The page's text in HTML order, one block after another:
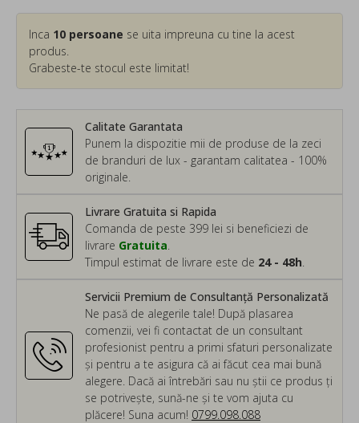
Calitate Garantata
Punem la dispozitie mii de produse de la zeci
de branduri de lux - garantam calitatea - 100%
originale.
Inca 10 persoane se uita impreuna cu tine la acest
produs.
Grabeste-te stocul este limitat!
Servicii Premium de Consultanță Personalizată
Ne pasă de alegerile tale! După plasarea
comenzii, vei fi contactat de un consultant
profesionist pentru a primi sfaturi personalizate
și pentru a te asigura că ai făcut cea mai bună
alegere. Dacă ai întrebări sau nu știi ce produs ți
se potrivește, sună-ne și te vom ajuta cu
plăcere! Suna acum! 0799.098.088
Livrare Gratuita si Rapida
Comanda de peste 399 lei si beneficiezi de
livrare Gratuita
Timpul estimat de livrare este de 24 - 48h